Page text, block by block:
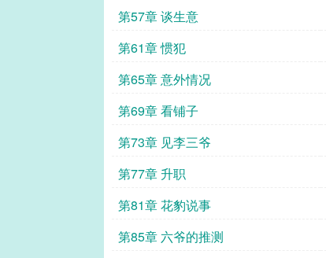
第57章 谈生意
第61章 惯犯
第65章 意外情况
第69章 看铺子
第73章 见李三爷
第77章 升职
第81章 花豹说事
第85章 六爷的推测